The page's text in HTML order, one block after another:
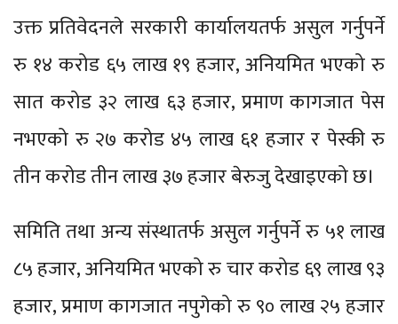
उक्त प्रतिवेदनले सरकारी कार्यालयतर्फ असुल गर्नुपर्ने
रु १४ करोड ६५ लाख १९ हजार, अनियमित भएको रु
सात करोड ३२ लाख ६३ हजार, प्रमाण कागजात पेस
नभएको रु २७ करोड ४५ लाख ६१ हजार र पेस्की रु
तीन करोड तीन लाख ३७ हजार बेरुजु देखाइएको छ।
समिति तथा अन्य संस्थातर्फ असुल गर्नुपर्ने रु ५१ लाख
८५ हजार, अनियमित भएको रु चार करोड ६९ लाख ९३
हजार, प्रमाण कागजात नपुगेको रु ९० लाख २५ हजार